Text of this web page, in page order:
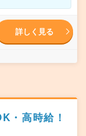
詳しく見る
・高時給！